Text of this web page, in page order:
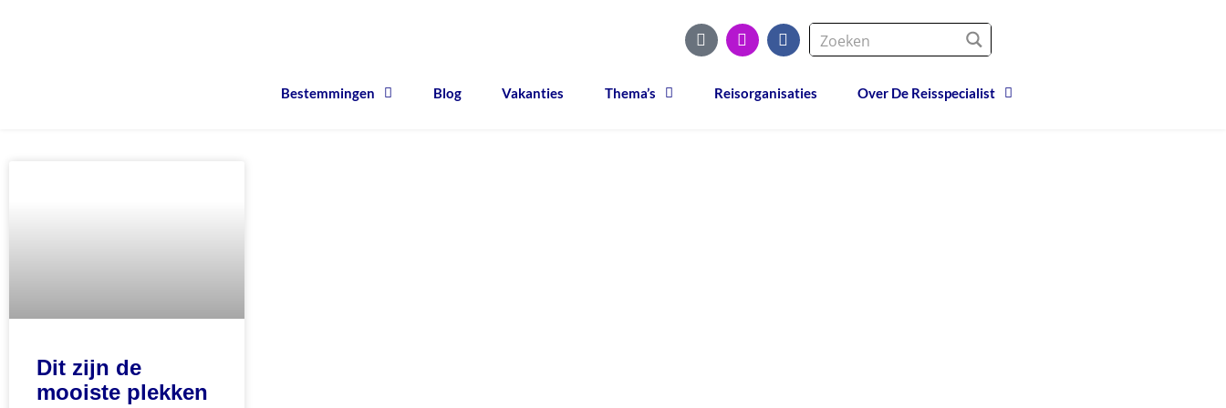
Bestemmingen Blog Vakanties Thema’s Reisorganisaties Over De Reisspecialist
Dit zijn de
mooiste plekken